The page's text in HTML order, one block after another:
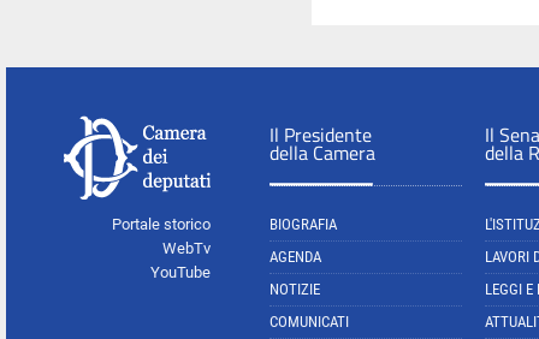
Portale storico
WebTv
YouTube
Il Presidente
della Camera
BIOGRAFIA
AGENDA
NOTIZIE
COMUNICATI
Il
della
LAVORI
LEGGI E